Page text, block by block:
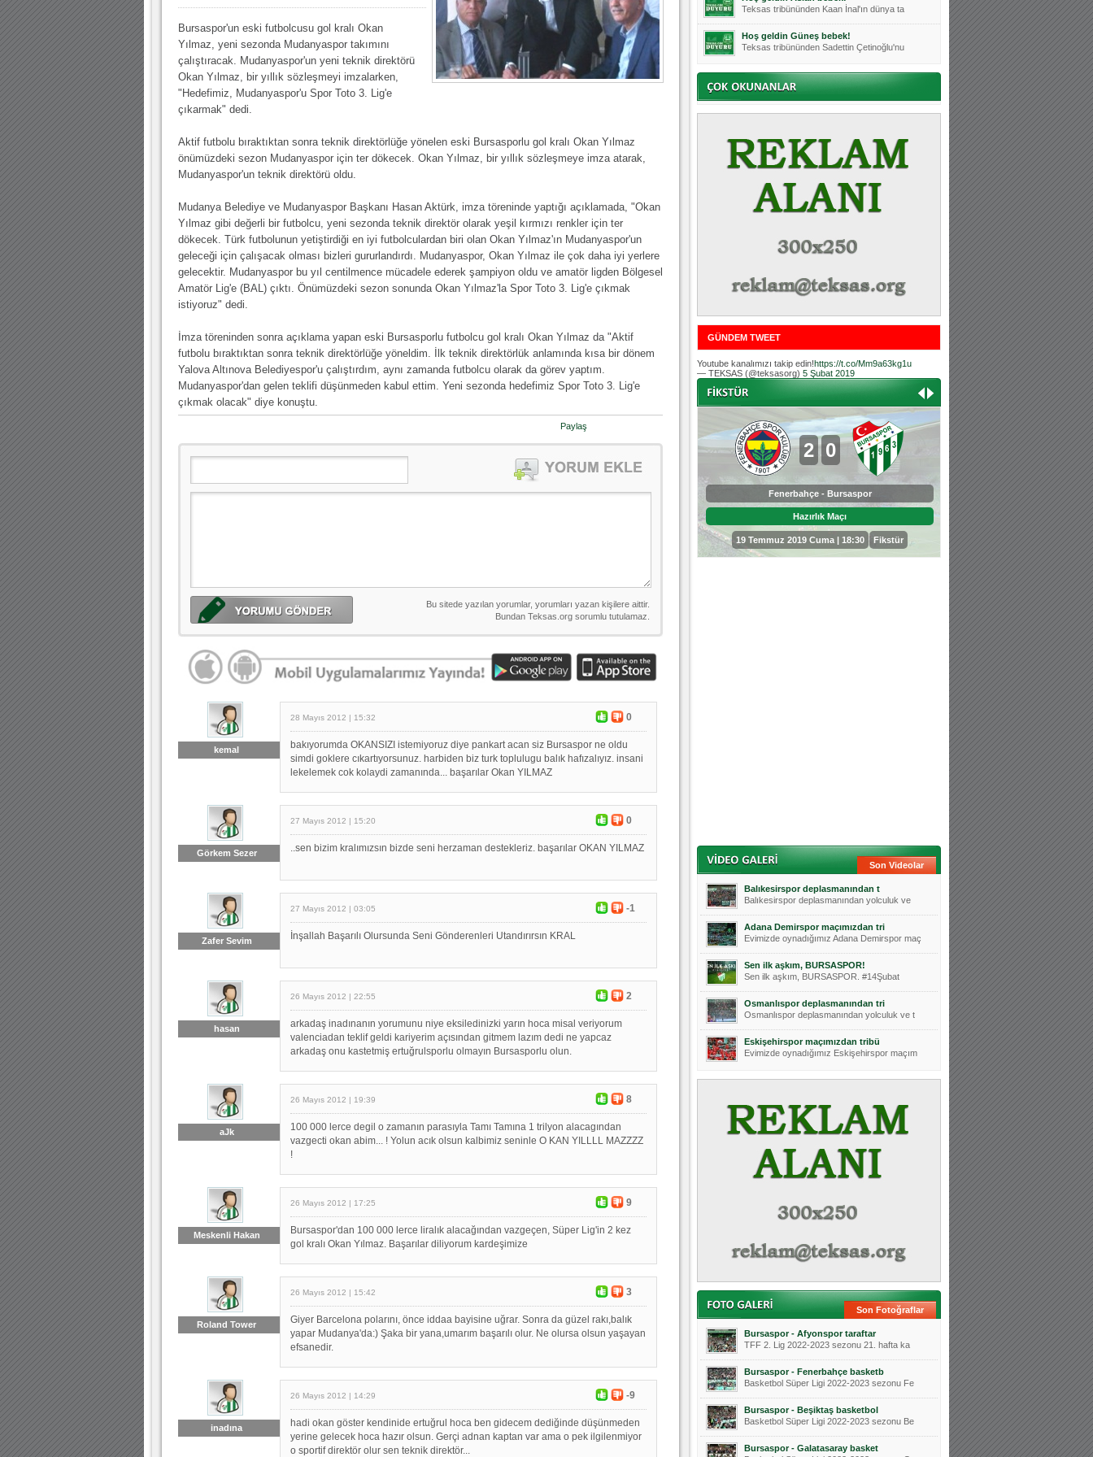
30.12.2022 18:00 | Hoş geldin Kadir Kağan Bebek!
11.11.2025 14:13 | Hoş geldin Ertuğrul Bebek!
MUTLULUKLAR SİNAN SILACI
16.07.2024 14:32 |Hoş geldin Kerem Bebek!
08.01.2024 19:01 | Hoş geldin Aslan bebek!
Hoş geldin Güneş bebek!
Bursaspor'un eski futbolcusu gol kralı Okan
Yılmaz, yeni sezonda Mudanyaspor takımını
çalıştıracak. Mudanyaspor'un yeni teknik direktörü
Okan Yılmaz, bir yıllık sözleşmeyi imzalarken,
"Hedefimiz, Mudanyaspor'u Spor Toto 3. Lig'e
çıkarmak" dedi.
Aktif futbolu bıraktıktan sonra teknik direktörlüğe yönelen eski Bursasporlu gol kralı Okan Yılmaz
önümüzdeki sezon Mudanyaspor için ter dökecek. Okan Yılmaz, bir yıllık sözleşmeye imza atarak,
Mudanyaspor'un teknik direktörü oldu.
Mudanya Belediye ve Mudanyaspor Başkanı Hasan Aktürk, imza töreninde yaptığı açıklamada, "Okan
Yılmaz gibi değerli bir futbolcu, yeni sezonda teknik direktör olarak yeşil kırmızı renkler için ter
dökecek. Türk futbolunun yetiştirdiği en iyi futbolculardan biri olan Okan Yılmaz'ın Mudanyaspor'un
geleceği için çalışacak olması bizleri gururlandırdı. Mudanyaspor, Okan Yılmaz ile çok daha iyi yerlere
gelecektir. Mudanyaspor bu yıl centilmence mücadele ederek şampiyon oldu ve amatör ligden Bölgesel
Amatör Lig'e (BAL) çıktı. Önümüzdeki sezon sonunda Okan Yılmaz'la Spor Toto 3. Lig'e çıkmak
istiyoruz" dedi.
İmza töreninden sonra açıklama yapan eski Bursasporlu futbolcu gol kralı Okan Yılmaz da "Aktif
futbolu bıraktıktan sonra teknik direktörlüğe yöneldim. İlk teknik direktörlük anlamında kısa bir dönem
Yalova Altınova Belediyespor'u çalıştırdım, aynı zamanda futbolcu olarak da görev yaptım.
Mudanyaspor'dan gelen teklifi düşünmeden kabul ettim. Yeni sezonda hedefimiz Spor Toto 3. Lig'e
çıkmak olacak" diye konuştu.
Paylaş
kemal
28 Mayıs 2012 | 15:32 0
bakıyorumda OKANSIZI istemiyoruz diye pankart acan siz Bursaspor ne oldu
simdi goklere cıkartıyorsunuz. harbiden biz turk toplulugu balık hafızalıyız. insani
lekelemek cok kolaydi zamanında... başarılar Okan YILMAZ
Görkem Sezer
27 Mayıs 2012 | 15:20 0
..sen bizim kralımızsın bizde seni herzaman destekleriz. başarılar OKAN YILMAZ
Zafer Sevim
27 Mayıs 2012 | 03:05 -1
İnşallah Başarılı Olursunda Seni Gönderenleri Utandırırsın KRAL
hasan
26 Mayıs 2012 | 22:55 2
arkadaş inadınanın yorumunu niye eksiledinizki yarın hoca misal veriyorum
valenciadan teklif geldi kariyerim açısından gitmem lazım dedi ne yapcaz
arkadaş onu kastetmiş ertuğrulsporlu olmayın Bursasporlu olun.
aJk
26 Mayıs 2012 | 19:39 8
100 000 lerce degil o zamanın parasıyla Tamı Tamına 1 trilyon alacagından
vazgecti okan abim... ! Yolun acık olsun kalbimiz seninle O KAN YILLLL MAZZZZ
!
Meskenli Hakan
26 Mayıs 2012 | 17:25 9
Bursaspor'dan 100 000 lerce liralık alacağından vazgeçen, Süper Lig'in 2 kez
gol kralı Okan Yılmaz. Başarılar diliyorum kardeşimize
Roland Tower
26 Mayıs 2012 | 15:42 3
Giyer Barcelona polarını, önce iddaa bayisine uğrar. Sonra da güzel rakı,balık
yapar Mudanya'da:) Şaka bir yana,umarım başarılı olur. Ne olursa olsun yaşayan
efsanedir.
inadına
26 Mayıs 2012 | 14:29 -9
hadi okan göster kendinide ertuğrul hoca ben gidecem dediğinde düşünmeden
yerine gelecek hoca hazır olsun. Gerçi adnan kaptan var ama o pek ilgilenmiyor
o sportif direktör olur sen teknik direktör...
Teksas tribününden Kaan İnal'ın dünya ta
Hoş geldin Güneş bebek!
Teksas tribününden Sadettin Çetinoğlu'nu
Mutluluklar Ceyhun Tetik
Teksas tribünlerinin sevilen isimlerinde
Bursasporumuzun önü açılsın is
Hoş geldin Alaz Bebek!
Teksas.org sistem yöneticisi, ekibimizin
Hoş geldin Göktuğ Bebek!
Teksas.org ekibimizden ve tribünlerimizi
Teksas tribünlerinden Basri İleri'nin dü
Hoş geldin Kerem Bebek!
Tribünlerimizden Mesut Ulusoy'un (Duka)
Hoş geldin Aslan bebek!
Teksas tribününden Kaan İnal'ın dünya ta
Hoş geldin Güneş bebek!
Teksas tribününden Sadettin Çetinoğlu'nu
GÜNDEM TWEET
Youtube kanalımızı takip edin!https://t.co/Mm9a63kg1u
— TEKSAS (@teksasorg) 5 Şubat 2019
- -
Bursaspor - Altınordu
2 0
Fenerbahçe - Bursaspor
Hazırlık Maçı
19 Temmuz 2019 Cuma | 18:30 Fikstür
0 3
Bursaspor - Sepahan
Hazırlık Maçı
25 Temmuz 2019 Perşembe |
Son Videolar
Balıkesirspor deplasmanından t
Balıkesirspor deplasmanından yolculuk ve
Adana Demirspor maçımızdan tri
Evimizde oynadığımız Adana Demirspor maç
Sen ilk aşkım, BURSASPOR!
Sen ilk aşkım, BURSASPOR. #14Şubat
Osmanlıspor deplasmanından tri
Osmanlıspor deplasmanından yolculuk ve t
Eskişehirspor maçımızdan tribü
Evimizde oynadığımız Eskişehirspor maçım
Son Fotoğraflar
Bursaspor - Afyonspor taraftar
TFF 2. Lig 2022-2023 sezonu 21. hafta ka
Bursaspor - Fenerbahçe basketb
Basketbol Süper Ligi 2022-2023 sezonu Fe
Bursaspor - Beşiktaş basketbol
Basketbol Süper Ligi 2022-2023 sezonu Be
Bursaspor - Galatasaray basket